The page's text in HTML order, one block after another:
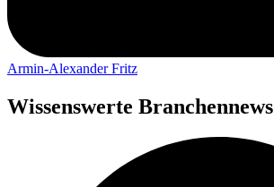
Armin-Alexander Fritz
Wissenswerte Branchennews